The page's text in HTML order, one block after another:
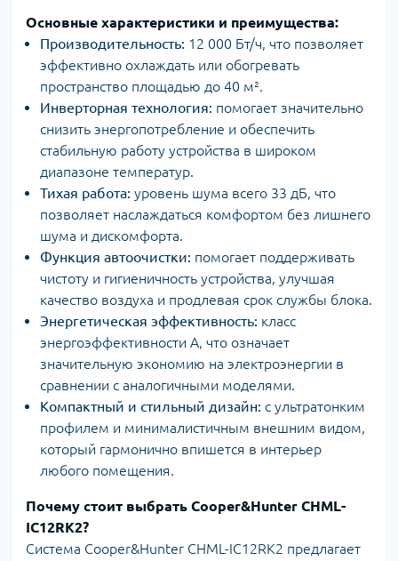
Основные характеристики и преимущества:
Производительность: 12 000 Бт/ч, что позволяет
эффективно охлаждать или обогревать
пространство площадью до 40 м².
Инверторная технология: помогает значительно
снизить энергопотребление и обеспечить
стабильную работу устройства в широком
диапазоне температур.
Тихая работа: уровень шума всего 33 дБ, что
позволяет наслаждаться комфортом без лишнего
шума и дискомфорта.
Функция автоочистки: помогает поддерживать
чистоту и гигиеничность устройства, улучшая
качество воздуха и продлевая срок службы блока.
Энергетическая эффективность: класс
энергоэффективности A, что означает
значительную экономию на электроэнергии в
сравнении с аналогичными моделями.
Компактный и стильный дизайн: с ультратонким
профилем и минималистичным внешним видом,
который гармонично впишется в интерьер
любого помещения.
Почему стоит выбрать Cooper&Hunter CHML-
IC12RK2?
Система Cooper&Hunter CHML-IC12RK2 предлагает